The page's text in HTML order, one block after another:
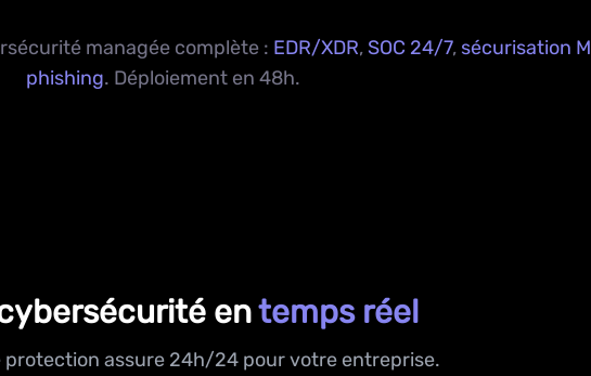
managée complète : EDR/XDR,SOC 24/7, sécurisation
phishing. Déploiement en 48h.
entemps réel
protection assure 24h/24 pour votre entreprise.